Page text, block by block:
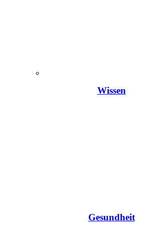
Wissen
Gesundheit